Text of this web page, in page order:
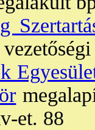
et. 88